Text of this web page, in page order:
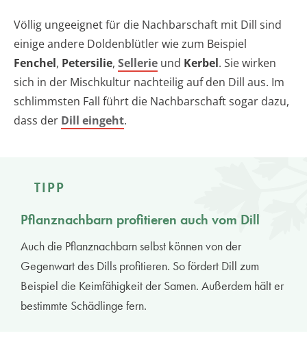
Völlig ungeeignet für die Nachbarschaft mit Dill sind
einige andere Doldenblütler wie zum Beispiel
Fenchel, Petersilie, Sellerie und Kerbel. Sie wirken
sich in der Mischkultur nachteilig auf den Dill aus. Im
schlimmsten Fall führt die Nachbarschaft sogar dazu,
dass der Dill eingeht.
TIPP
Pflanznachbarn profitieren auch vom Dill
Auch die Pflanznachbarn selbst können von der
Gegenwart des Dills profitieren. So fördert Dill zum
Beispiel die Keimfähigkeit der Samen. Außerdem hält er
bestimmte Schädlinge fern.